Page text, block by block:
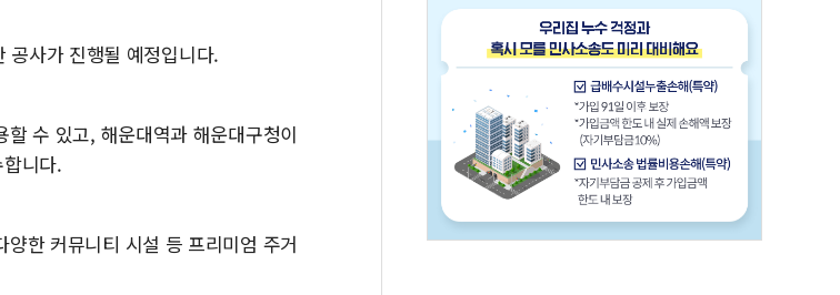
공사가 진행될 예정입니다.
수 있고, 해운대역과 해운대구청이
니다.
한 커뮤니티 시설 등 프리미엄 주거